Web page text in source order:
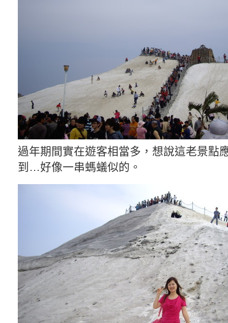
過年期間實在遊客相當多，想說這老景點
到…好像一串螞蟻似的。